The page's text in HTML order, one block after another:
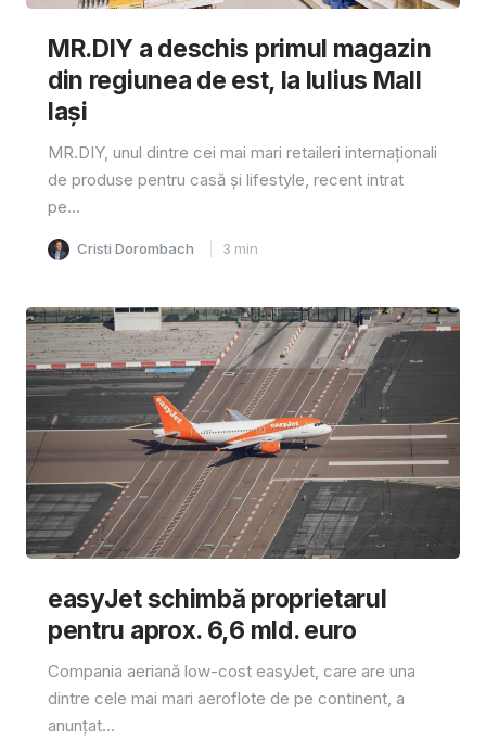
MR.DIY a deschis primul magazin
din regiunea de est, la Iulius Mall
Iași
MR.DIY, unul dintre cei mai mari retaileri internaționali
de produse pentru casă și lifestyle, recent intrat
pe...
Cristi Dorombach 3 min
easyJet schimbă proprietarul
pentru aprox. 6,6 mld. euro
Compania aeriană low-cost easyJet, care are una
dintre cele mai mari aeroflote de pe continent, a
anunțat...